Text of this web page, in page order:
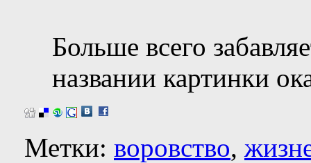
Больше всего
названии картинки
Метки: воровство,